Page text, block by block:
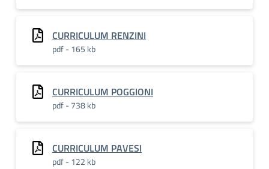
CURRICULUM RENZINI
pdf - 165 kb
CURRICULUM POGGIONI
pdf - 738 kb
CURRICULUM PAVESI
pdf - 122 kb